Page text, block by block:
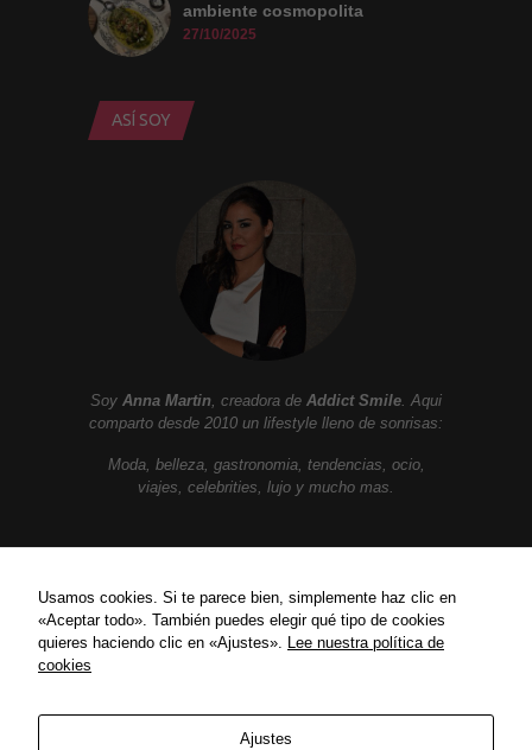
ambiente cosmopolita
27/10/2025
ASÍ SOY
Soy Anna Martin, creadora de Addict Smile. Aqui
comparto desde 2010 un lifestyle lleno de sonrisas:
Moda, belleza, gastronomia, tendencias, ocio,
viajes, celebrities, lujo y mucho mas.
Política de privacidad
Política de Cookies
Usamos cookies. Si te parece bien, simplemente haz clic en
«Aceptar todo». También puedes elegir qué tipo de cookies
quieres haciendo clic en «Ajustes». Lee nuestra política de
cookies
Ajustes